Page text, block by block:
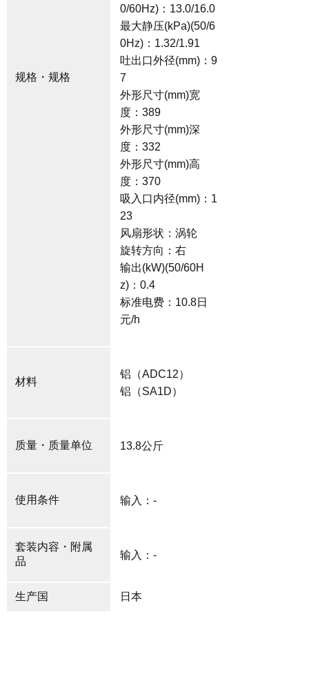
规格・规格
0/60Hz)：13.0/16.0
最大静压(kPa)(50/6
0Hz)：1.32/1.91
吐出口外径(mm)：9
7
外形尺寸(mm)宽
度：389
外形尺寸(mm)深
度：332
外形尺寸(mm)高
度：370
吸入口内径(mm)：1
23
风扇形状：涡轮
旋转方向：右
输出(kW)(50/60H
z)：0.4
标准电费：10.8日
元/h
材料
铝（ADC12）
铝（SA1D）
质量・质量单位 13.8公斤
使用条件 输入：-
套装内容・附属
品
输入：-
生产国 日本